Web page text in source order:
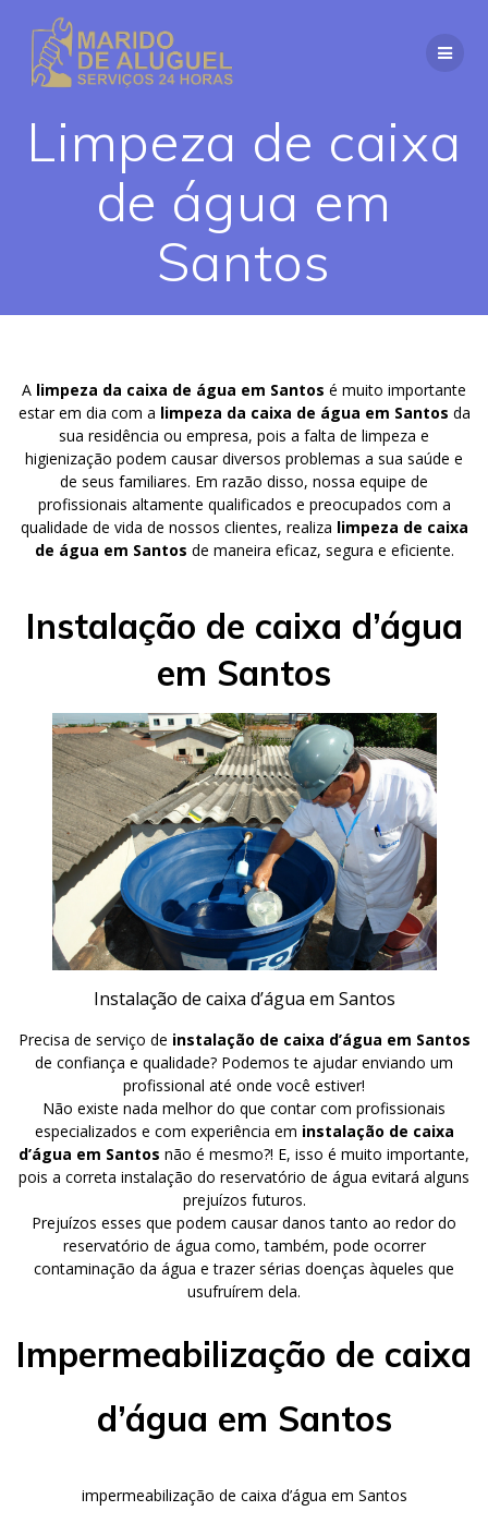
Limpeza de caixa
de água em
Santos
A limpeza da caixa de água em Santos é muito importante
estar em dia com a limpeza da caixa de água em Santos da
sua residência ou empresa, pois a falta de limpeza e
higienização podem causar diversos problemas a sua saúde e
de seus familiares. Em razão disso, nossa equipe de
profissionais altamente qualificados e preocupados com a
qualidade de vida de nossos clientes, realiza limpeza de caixa
de água em Santos de maneira eficaz, segura e eficiente.
Instalação de caixa d’água
em Santos
Instalação de caixa d’água em Santos
Precisa de serviço de instalação de caixa d’água em Santos
de confiança e qualidade? Podemos te ajudar enviando um
profissional até onde você estiver!
Não existe nada melhor do que contar com profissionais
especializados e com experiência em instalação de caixa
d’água em Santos não é mesmo?! E, isso é muito importante,
pois a correta instalação do reservatório de água evitará alguns
prejuízos futuros.
Prejuízos esses que podem causar danos tanto ao redor do
reservatório de água como, também, pode ocorrer
contaminação da água e trazer sérias doenças àqueles que
usufruírem dela.
Impermeabilização de caixa
d’água em Santos
impermeabilização de caixa d’água em Santos